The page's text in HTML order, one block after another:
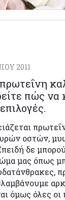
2011
πώς να
οστών,
δε
μας όπως
όμως όλες οι